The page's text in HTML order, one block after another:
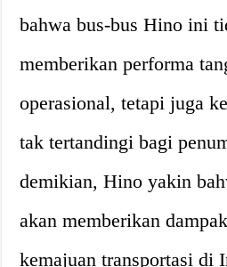
bahwa bus-bus Hino ini
memberikan performa
operasional, tetapi juga
tak tertandingi bagi
demikian, Hino yakin
akan memberikan
kemajuan transportasi di